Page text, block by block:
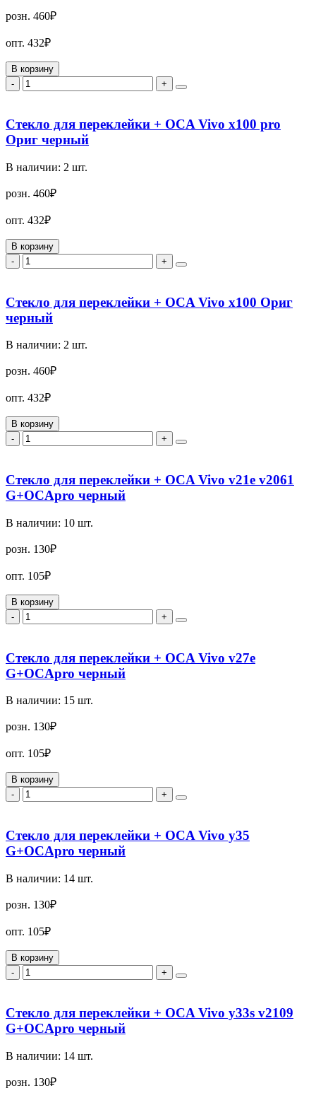
розн. 460₽
опт. 432₽
В корзину
-
+
Стекло для переклейки + OCA Vivo x100 pro
Ориг черный
В наличии: 2 шт.
розн. 460₽
опт. 432₽
В корзину
-
+
Стекло для переклейки + OCA Vivo x100 Ориг
черный
В наличии: 2 шт.
розн. 460₽
опт. 432₽
В корзину
-
+
Стекло для переклейки + OCA Vivo v21e v2061
G+OCApro черный
В наличии: 10 шт.
розн. 130₽
опт. 105₽
В корзину
-
+
Стекло для переклейки + OCA Vivo v27e
G+OCApro черный
В наличии: 15 шт.
розн. 130₽
опт. 105₽
В корзину
-
+
Стекло для переклейки + OCA Vivo y35
G+OCApro черный
В наличии: 14 шт.
розн. 130₽
опт. 105₽
В корзину
-
+
Стекло для переклейки + OCA Vivo y33s v2109
G+OCApro черный
В наличии: 14 шт.
розн. 130₽